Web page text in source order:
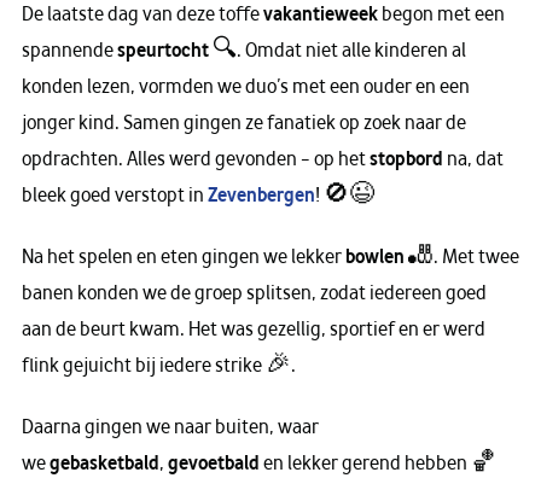
De laatste dag van deze toffevakantieweekbegon met een
spannendespeurtocht🔍. Omdat niet alle kinderen al
konden lezen, vormden we duo’s met een ouder en een
jonger kind. Samen gingen ze fanatiek op zoek naar de
opdrachten. Alles werd gevonden – op hetstopbord na, dat
bleek goed verstopt inZevenbergen! 🚫😉
Na het spelen en eten gingen we lekkerbowlen🎳. Met twee
banen konden we de groep splitsen, zodat iedereen goed
aan de beurt kwam. Het was gezellig, sportief en er werd
flink gejuicht bij iedere strike 🎉.
Daarna gingen we naar buiten, waar
wegebasketbald,gevoetbalden lekker gerend hebben 🏀